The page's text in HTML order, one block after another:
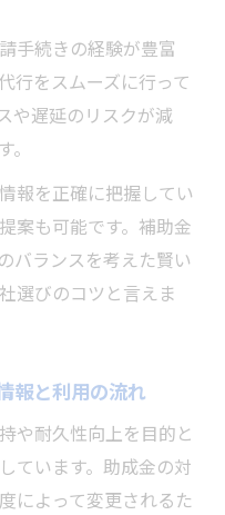
手続きの経験が豊富
行をスムーズに行って
や遅延のリスクが減
報を正確に把握してい
案も可能です。補助金
バランスを考えた賢い
選びのコツと言えま
報と利用の流れ
や耐久性向上を目的と
ています。助成金の対
によって変更されるた